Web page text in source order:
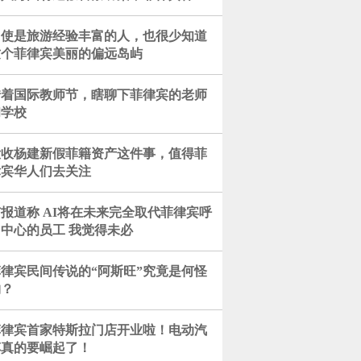
安是内鬼！
是旅游经验丰富的人，也很少知道
菲律宾美丽的偏远岛屿
国际教师节，瞎聊下菲律宾的老师
校
杨建新假菲籍资产这件事，值得菲
华人们去关注
道称 AI将在未来完全取代菲律宾呼
心的员工 我觉得未必
宾民间传说的“阿斯旺”究竟是何怪
宾首家特斯拉门店开业啦！电动汽
的要崛起了！